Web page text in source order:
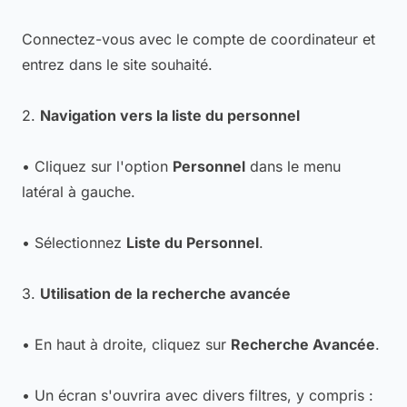
Connectez-vous avec le compte de coordinateur et
entrez dans le site souhaité.
2. Navigation vers la liste du personnel
• Cliquez sur l'option Personnel dans le menu
latéral à gauche.
• Sélectionnez Liste du Personnel.
3. Utilisation de la recherche avancée
• En haut à droite, cliquez sur Recherche Avancée.
• Un écran s'ouvrira avec divers filtres, y compris :